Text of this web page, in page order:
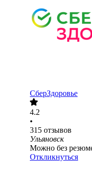
СберЗдоровье
4.2
•
315 отзывов
Ульяновск
Можно без
Откликнуться